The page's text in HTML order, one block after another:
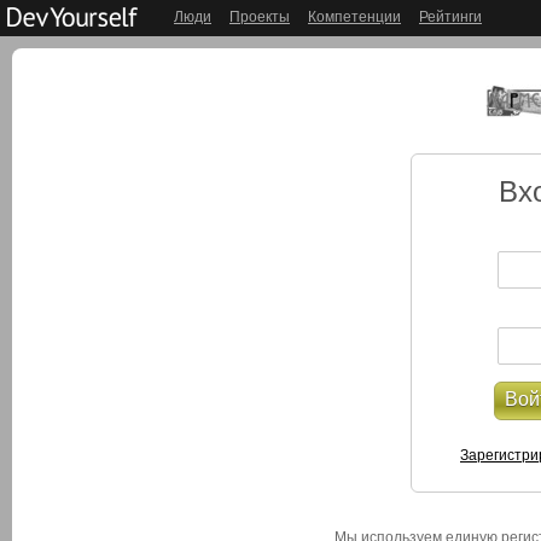
Люди Проекты Компетенции Рейтинги
Мы используем единую